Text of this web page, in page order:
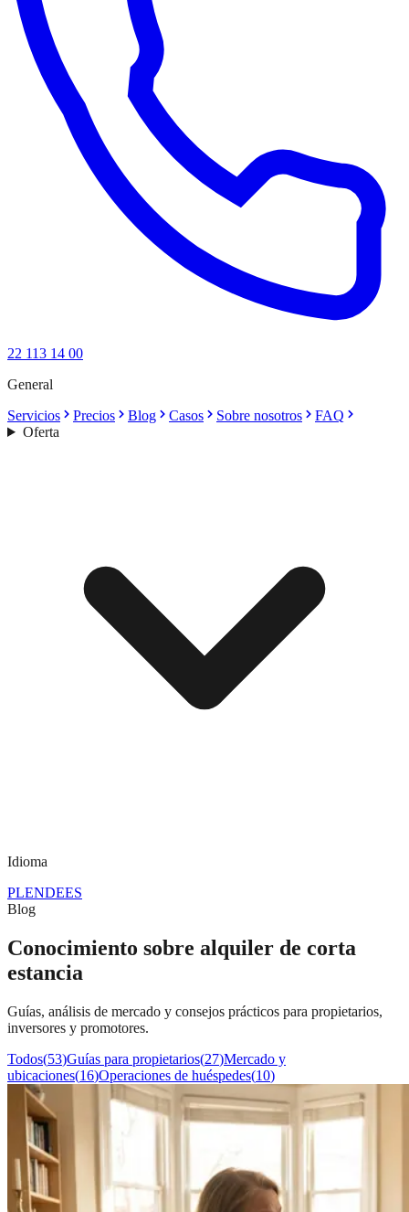
22 113 14 00
General
Servicios
Precios Blog Casos Sobre nosotros
FAQ
Oferta
Idioma
PLENDEES
Blog
Conocimiento sobre alquiler de corta
estancia
Guías, análisis de mercado y consejos prácticos para propietarios,
inversores y promotores.
Todos(53)Guías para propietarios(27)Mercado y
ubicaciones(16)Operaciones de huéspedes(10)